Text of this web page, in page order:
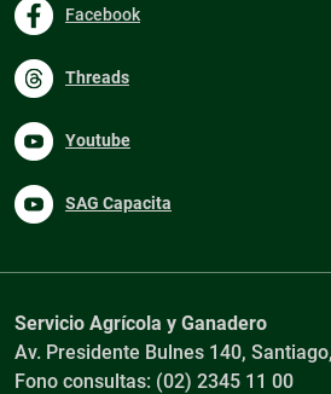
Facebook
Threads
Youtube
SAG Capacita
Servicio Agrícola y Ganadero
Av. Presidente Bulnes 140,
Fono consultas: (02) 2345 11 00